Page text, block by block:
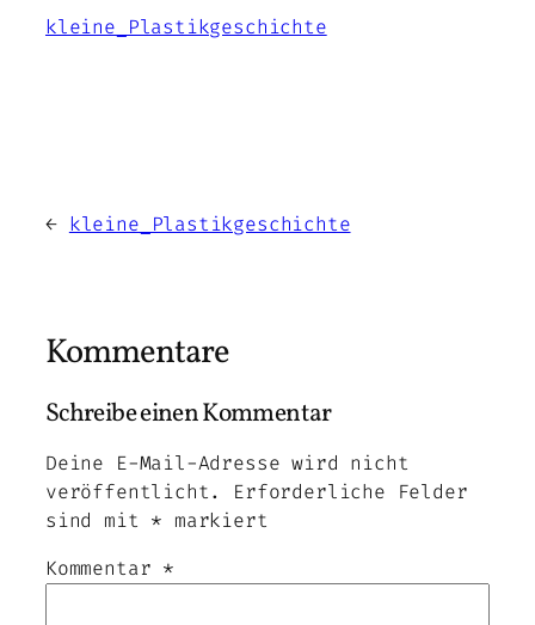
kleine_Plastikgeschichte
← kleine_Plastikgeschichte
Kommentare
Schreibe einen Kommentar
Deine E-Mail-Adresse wird nicht
veröffentlicht.
Erforderliche Felder
sind mit * markiert
Kommentar *